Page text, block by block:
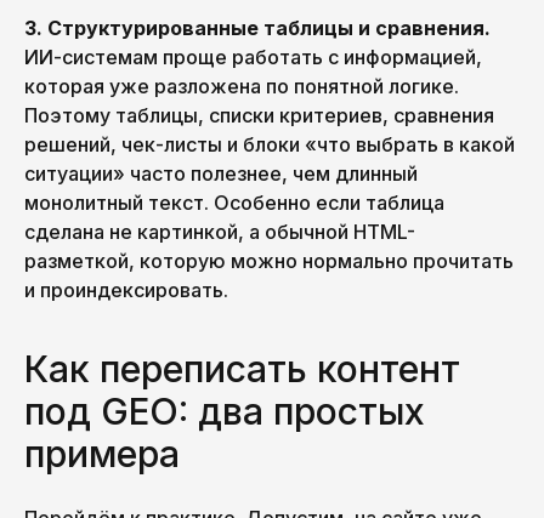
3. Структурированные таблицы и сравнения.
ИИ-системам проще работать с информацией,
которая уже разложена по понятной логике.
Поэтому таблицы, списки критериев, сравнения
решений, чек-листы и блоки «что выбрать в какой
ситуации» часто полезнее, чем длинный
монолитный текст. Особенно если таблица
сделана не картинкой, а обычной HTML-
разметкой, которую можно нормально прочитать
и проиндексировать.
Как переписать контент
под GEO: два простых
примера